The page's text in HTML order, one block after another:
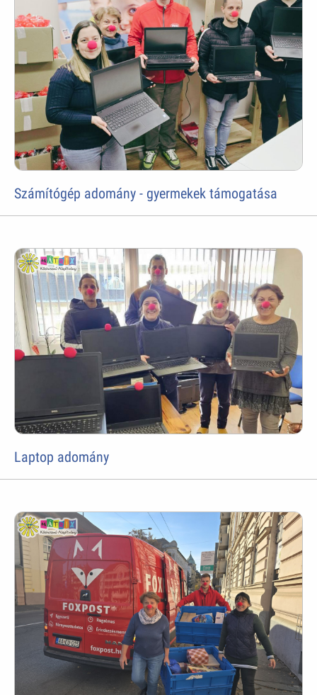
Számítógép adomány - gyermekek támogatása
Laptop adomány